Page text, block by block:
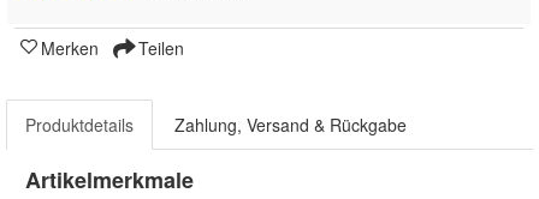
Merken Teilen
Produktdetails Zahlung, Versand & Rückgabe
Artikelmerkmale